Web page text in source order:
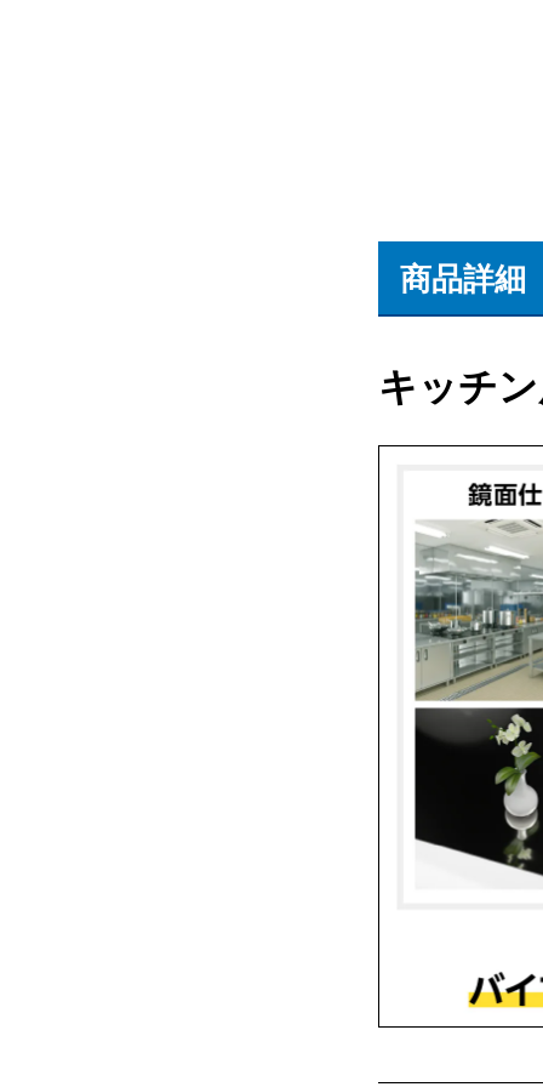
商品詳細
キッチ